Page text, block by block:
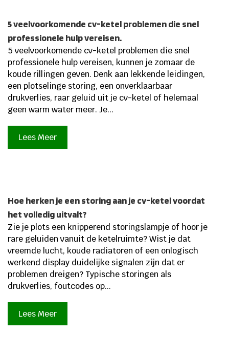
5 veelvoorkomende cv-ketel problemen die snel
professionele hulp vereisen.
5 veelvoorkomende cv-ketel problemen die snel
professionele hulp vereisen, kunnen je zomaar de
koude rillingen geven. Denk aan lekkende leidingen,
een plotselinge storing, een onverklaarbaar
drukverlies, raar geluid uit je cv-ketel of helemaal
geen warm water meer. Je...
Lees Meer
Hoe herken je een storing aan je cv-ketel voordat
het volledig uitvalt?
Zie je plots een knipperend storingslampje of hoor je
rare geluiden vanuit de ketelruimte? Wist je dat
vreemde lucht, koude radiatoren of een onlogisch
werkend display duidelijke signalen zijn dat er
problemen dreigen? Typische storingen als
drukverlies, foutcodes op...
Lees Meer